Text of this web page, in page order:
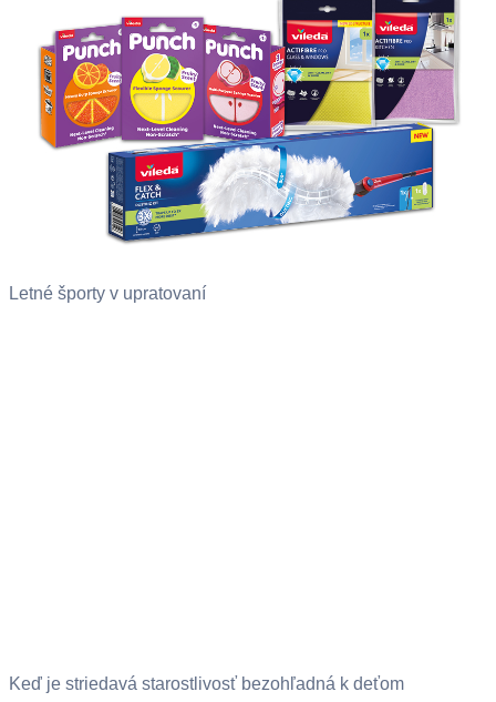
Letné športy v upratovaní
Keď je striedavá starostlivosť bezohľadná k deťom